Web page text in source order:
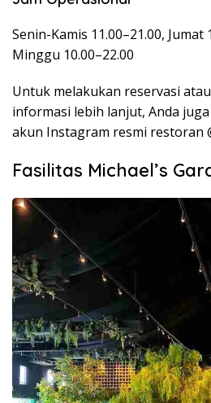
Senin-Kamis 11.00–21.00, Jumat
Minggu 10.00–22.00
Untuk melakukan reservasi
informasi lebih lanjut, Anda
akun Instagram resmi restoran
Fasilitas Michael’s